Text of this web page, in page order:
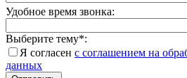
Удобное время звонка:
Выберите тему*:
Я согласен с соглашением на
данных